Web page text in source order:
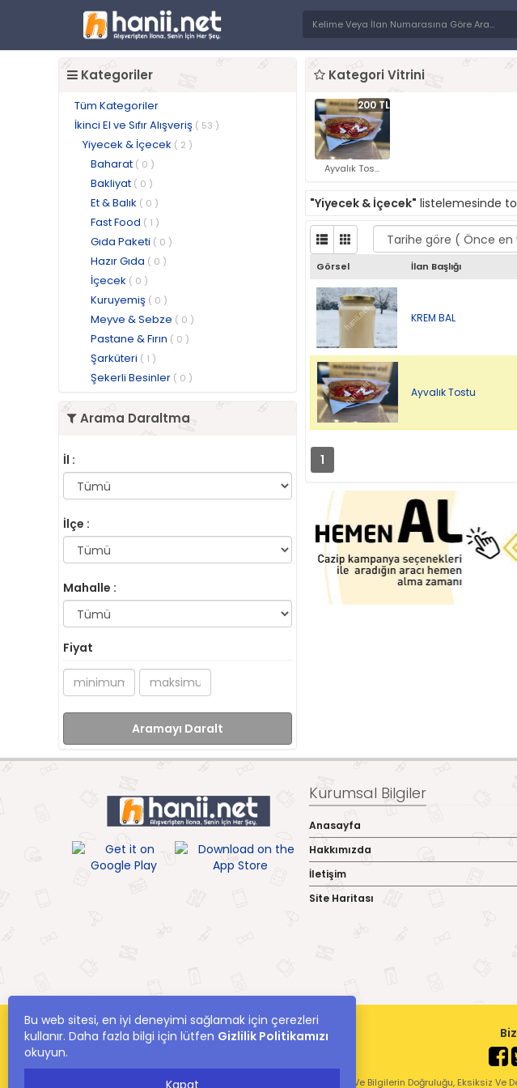
Kategoriler
Tüm Kategoriler
İkinci El ve Sıfır Alışveriş ( 53 )
Yiyecek & İçecek ( 2 )
Baharat ( 0 )
Bakliyat ( 0 )
Et & Balık ( 0 )
Fast Food ( 1 )
Gıda Paketi ( 0 )
Hazır Gıda ( 0 )
İçecek ( 0 )
Kuruyemiş ( 0 )
Meyve & Sebze ( 0 )
Pastane & Fırın ( 0 )
Şarküteri ( 1 )
Şekerli Besinler ( 0 )
Arama Daraltma
İl :
İlçe :
Mahalle :
Fiyat
Aramayı Daralt
Kategori Vitrini
200 TL
Ayvalık Tos...
"Yiyecek & İçecek" listelemesinde
Görsel İlan Başlığı
KREM BAL
Ayvalık Tostu
1
Kurumsal Bilgiler
Anasayfa
Hakkımızda
İletişim
Site Haritası
hanii.net Yer Alan Kullanıcıların Oluşturduğu Tüm İçerik, Görüş Ve Bilgilerin Doğruluğu, Eksiksiz
Bu web sitesi, en iyi deneyimi sağlamak için çerezleri
kullanır. Daha fazla bilgi için lütfen Gizlilik Politikamızı
okuyun.
Kapat